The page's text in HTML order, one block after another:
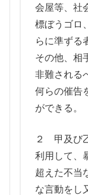
会屋等、社
標ぼうゴロ
らに準ずる
その他、相
非難される
何らの催告
ができる。
２ 甲及び
利用して、
超えた不当
な言動をし